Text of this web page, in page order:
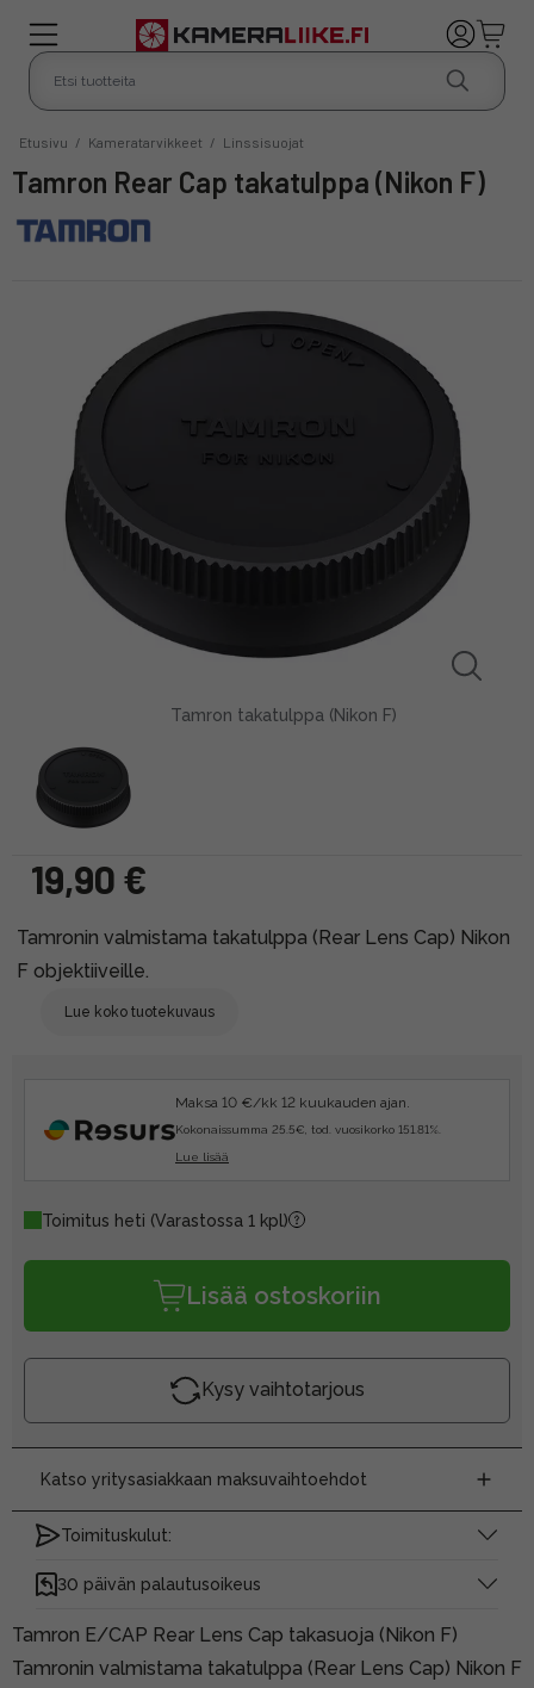
Etusivu / Kameratarvikkeet / Linssisuojat
Tamron Rear Cap takatulppa (Nikon F)
Tamron takatulppa (Nikon F)
19,90 €
Tamronin valmistama takatulppa (Rear Lens Cap) Nikon
F objektiiveille.
Lue koko tuotekuvaus
Maksa 10 €/kk 12 kuukauden ajan.
Kokonaissumma 25.5€, tod. vuosikorko 151.81%.
Lue lisää
Toimitus heti (Varastossa 1 kpl)
Lisää ostoskoriin
Kysy vaihtotarjous
Katso yritysasiakkaan maksuvaihtoehdot
Toimituskulut:
30 päivän palautusoikeus
Tamron E/CAP Rear Lens Cap takasuoja (Nikon F)
Tamronin valmistama takatulppa (Rear Lens Cap) Nikon F